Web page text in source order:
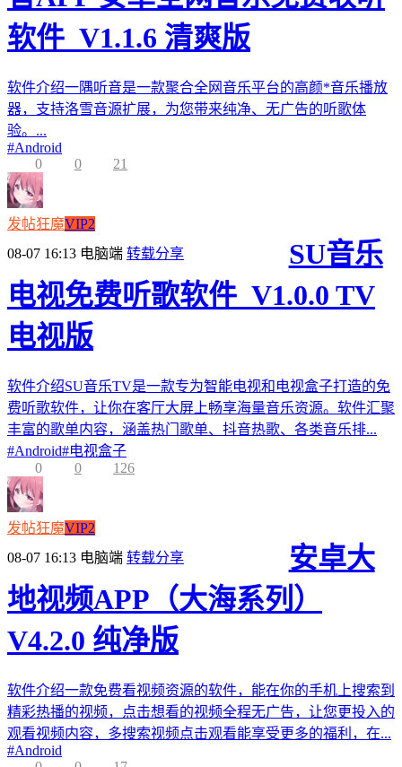
软件_V1.1.6 清爽版
软件介绍一隅听音是一款聚合全网音乐平台的高颜*音乐播放
器，支持洛雪音源扩展，为您带来纯净、无广告的听歌体
验。...
#Android
0
0 21
发帖狂魔VIP2
08-07 16:13 电脑端 转载分享
SU音乐
电视免费听歌软件_V1.0.0 TV
电视版
软件介绍SU音乐TV是一款专为智能电视和电视盒子打造的免
费听歌软件，让你在客厅大屏上畅享海量音乐资源。软件汇聚
丰富的歌单内容，涵盖热门歌单、抖音热歌、各类音乐排...
#Android#电视盒子
0
0 126
发帖狂魔VIP2
08-07 16:13 电脑端 转载分享
安卓大
地视频APP（大海系列）
V4.2.0 纯净版
软件介绍一款免费看视频资源的软件，能在你的手机上搜索到
精彩热播的视频，点击想看的视频全程无广告，让您更投入的
观看视频内容，多搜索视频点击观看能享受更多的福利，在...
#Android